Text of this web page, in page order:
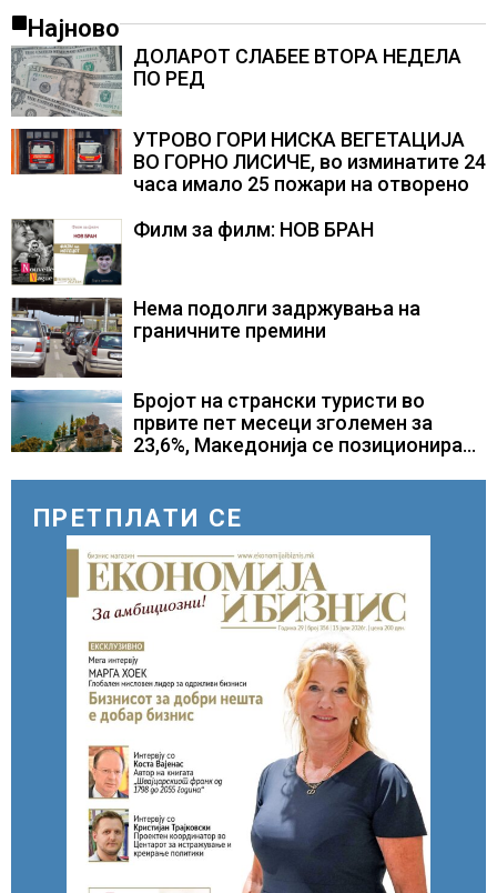
Најново
ДОЛАРОТ СЛАБЕЕ ВТОРА НЕДЕЛА
ПО РЕД
УТРОВО ГОРИ НИСКА ВЕГЕТАЦИЈА
ВО ГОРНО ЛИСИЧЕ, во изминатите 24
часа имало 25 пожари на отворено
Филм за филм: НОВ БРАН
Нема подолги задржувања на
граничните премини
Бројот на странски туристи во
првите пет месеци зголемен за
23,6%, Македонија се позиционира
ПРЕТПЛАТИ СЕ